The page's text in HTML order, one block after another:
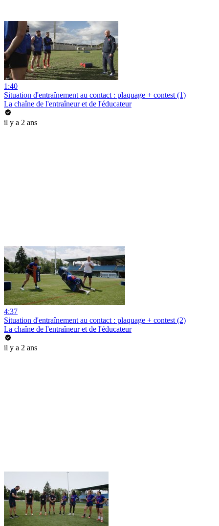
1:40
Situation d'entraînement au contact : plaquage + contest (1)
La chaîne de l'entraîneur et de l'éducateur
il y a 2 ans
4:37
Situation d'entraînement au contact : plaquage + contest (2)
La chaîne de l'entraîneur et de l'éducateur
il y a 2 ans